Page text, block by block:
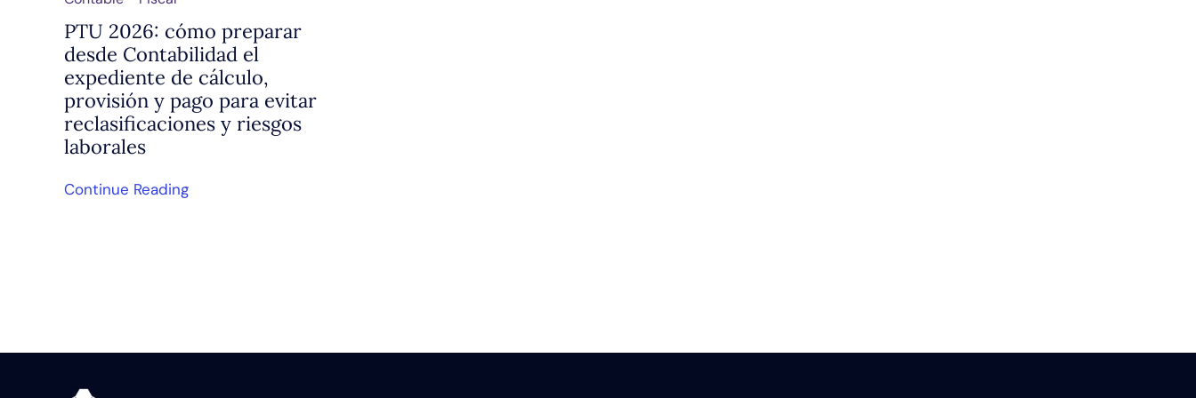
PTU 2026: cómo preparar
desde Contabilidad el
expediente de cálculo,
provisión y pago para evitar
reclasificaciones y riesgos
laborales
Continue Reading